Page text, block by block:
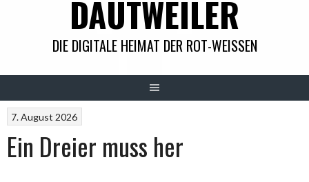
DAUTWEILER
DIE DIGITALE HEIMAT DER ROT-WEISSEN
7. August 2026
Ein Dreier muss her